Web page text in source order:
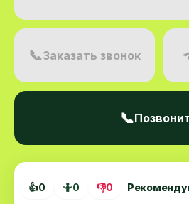
👍0 🤷0 👎0
📞Заказать звонок
📞